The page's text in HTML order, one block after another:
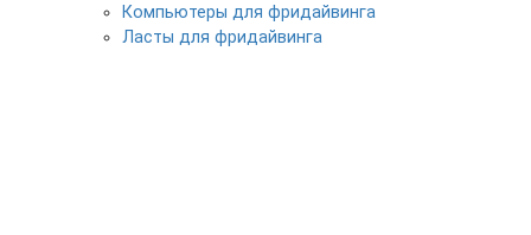
Компьютеры для фридайвинга
Ласты для фридайвинга